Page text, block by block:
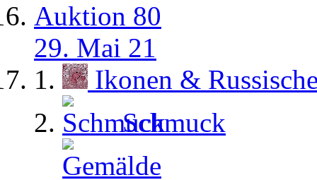
Auktion 80
29. Mai 21
Ikonen &
Schmuck